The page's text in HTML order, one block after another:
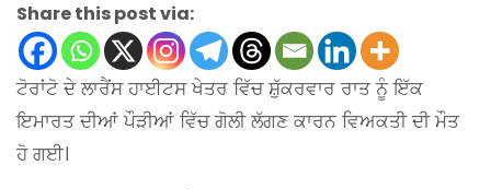
Share this post via:
ਟੋਰਾਂਟੋ ਦੇ ਲਾਰੈਂਸ ਹਾਈਟਸ ਖੇਤਰ ਵਿੱਚ ਸ਼ੁੱਕਰਵਾਰ ਰਾਤ ਨੂੰ ਇੱਕ
ਇਮਾਰਤ ਦੀਆਂ ਪੌੜੀਆਂ ਵਿੱਚ ਗੋਲੀ ਲੱਗਣ ਕਾਰਨ ਵਿਅਕਤੀ ਦੀ ਮੌਤ
ਹੋ ਗਈ।